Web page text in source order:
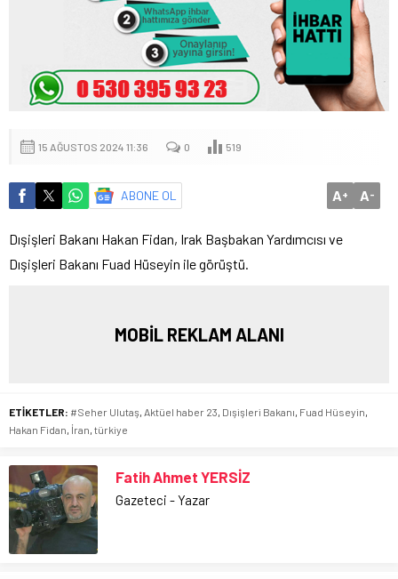
15 AĞUSTOS 2024 11:36 0 519
ABONE OL A+ A-
Dışişleri Bakanı Hakan Fidan, Irak Başbakan Yardımcısı ve
Dışişleri Bakanı Fuad Hüseyin ile görüştü.
MOBİL REKLAM ALANI
ETİKETLER: #Seher Ulutaş Aktüel haber 23 Dışişleri Bakanı Fuad Hüseyin
Hakan Fidan İran türkiye
Fatih Ahmet YERSİZ
Gazeteci - Yazar